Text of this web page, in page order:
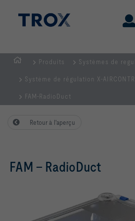
d'accueil
Produits Systèmes de
Système de régulation X-
FAM-RadioDuct
Retour à l'aperçu
FAM - RadioDuct